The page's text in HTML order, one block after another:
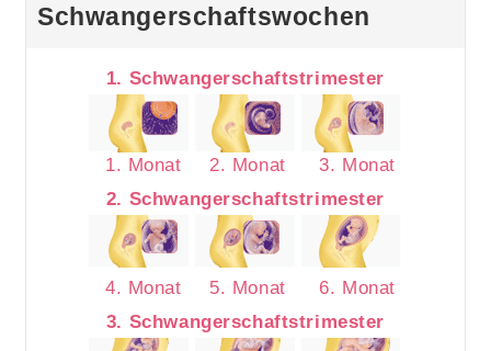
Schwangerschaftswochen
1. Schwangerschaftstrimester
1. Monat 2. Monat
3. Monat
2. Schwangerschaftstrimester
4. Monat 5. Monat
6. Monat
3. Schwangerschaftstrimester